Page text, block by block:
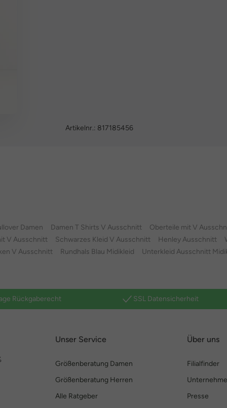
Artikelnr.: 817185456
Damen Damen T Shirts V Ausschnitt Oberteile mit V
V Ausschnitt
Schwarzes Kleid V Ausschnitt Henley Ausschnitt
V Ausschnitt
Rundhals Blau Midikleid Unterkleid Ausschnitt
Rückgaberecht SSL Datensicherheit
Unser Service
Größenberatung Damen
Größenberatung Herren
Alle Ratgeber
Über uns
Filialfinder
Presse